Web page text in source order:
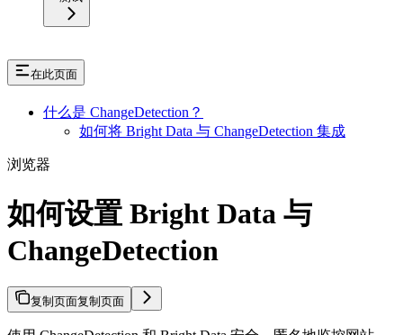
在此页面
什么是 ChangeDetection？
如何将 Bright Data 与 ChangeDetection 集成
浏览器
如何设置 Bright Data 与
ChangeDetection
复制页面复制页面